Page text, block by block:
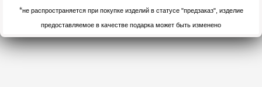
*не распространяется при покупке изделий в статусе "предзаказ", изделие
предоставляемое в качестве подарка может быть изменено